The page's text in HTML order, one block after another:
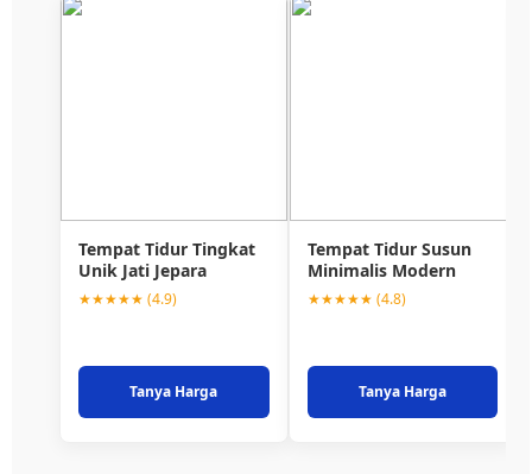
Tempat Tidur Tingkat
Unik Jati Jepara
★★★★★ (4.9)
Tanya Harga
Tempat Tidur Susun
Minimalis Modern
★★★★★ (4.8)
Tanya Harga